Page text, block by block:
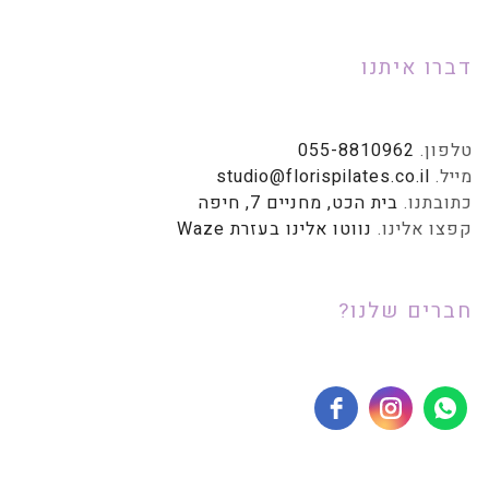
דברו איתנו
טלפון. 055-8810962
מייל. studio@florispilates.co.il
כתובתנו. בית הכט, מחניים 7, חיפה
קפצו אלינו. נווטו אלינו בעזרת Waze
חברים שלנו?